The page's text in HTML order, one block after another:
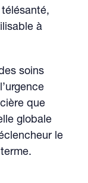
à
soins
que
globale
le